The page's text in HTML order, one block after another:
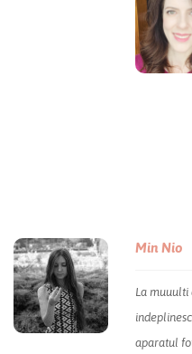
Min Nio
La muuulti
aparatul